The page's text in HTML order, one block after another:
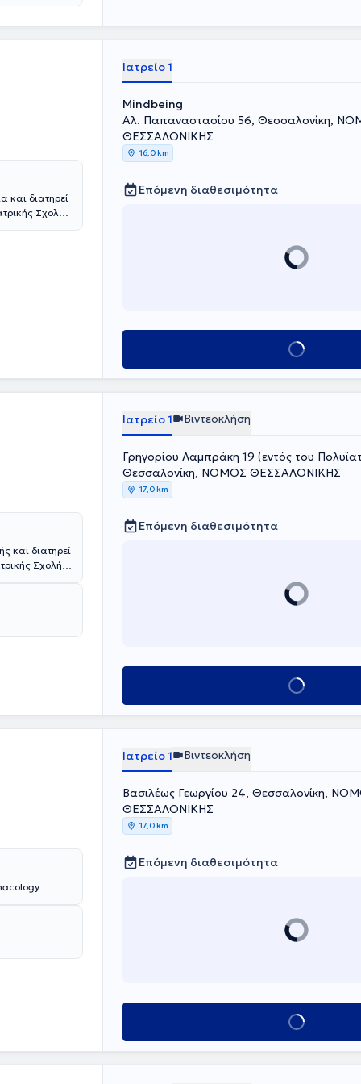
και διατηρεί
Σχολής
Ιατρείο 1
Mindbeing
Αλ. Παπαναστασίου 56, Θεσσαλονίκη,
ΘΕΣΣΑΛΟΝΙΚΗΣ
16,0 km
Επόμενη διαθεσιμότητα
Κλείσε ραντεβού
και διατηρεί
Σχολής
υπηρεσία
εκπαιδευτεί
και στην
διπολική
που
κάθε
Ιατρείο 1 Βιντεοκλήση
Γρηγορίου Λαμπράκη 19 (εντός του
Θεσσαλονίκη, ΝΟΜΟΣ ΘΕΣΣΑΛΟΝΙΚΗΣ
17,0 km
Επόμενη διαθεσιμότητα
Κλείσε ραντεβού
Ιατρείο 1 Βιντεοκλήση
Βασιλέως Γεωργίου 24, Θεσσαλονίκη,
ΘΕΣΣΑΛΟΝΙΚΗΣ
17,0 km
Επόμενη διαθεσιμότητα
Κλείσε ραντεβού